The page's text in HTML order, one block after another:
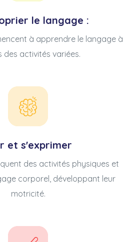
le langage :
à apprendre le langage à
des activités variées.
et s'exprimer
des activités physiques et
corporel, développant leur
motricité.